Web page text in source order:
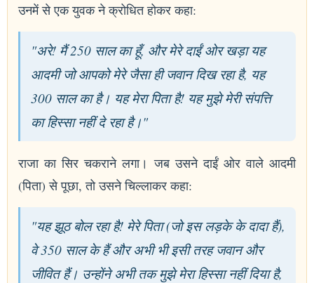
उनमें से एक युवक ने क्रोधित होकर कहा:
"अरे! मैं 250 साल का हूँ, और मेरे दाईं ओर खड़ा यह
आदमी जो आपको मेरे जैसा ही जवान दिख रहा है, यह
300 साल का है। यह मेरा पिता है! यह मुझे मेरी संपत्ति
का हिस्सा नहीं दे रहा है।"
राजा का सिर चकराने लगा। जब उसने दाईं ओर वाले आदमी
(पिता) से पूछा, तो उसने चिल्लाकर कहा:
"यह झूठ बोल रहा है! मेरे पिता (जो इस लड़के के दादा हैं),
वे 350 साल के हैं और अभी भी इसी तरह जवान और
जीवित हैं। उन्होंने अभी तक मुझे मेरा हिस्सा नहीं दिया है,